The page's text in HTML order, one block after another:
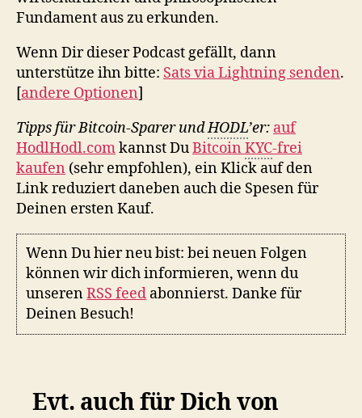
Fundament aus zu erkunden.
Wenn Dir dieser Podcast gefällt, dann
unterstütze ihn bitte: Sats via Lightning senden.
[andere Optionen]
Tipps für Bitcoin-Sparer undHODL’er: auf
HodlHodl.comkannst DuBitcoin KYC-frei
kaufen (sehr empfohlen), ein Klick auf den
Link reduziert daneben auch die Spesen für
Deinen ersten Kauf.
Wenn Du hier neu bist: bei neuen Folgen
können wir dich informieren, wenn du
unserenRSS feed abonnierst. Danke für
Deinen Besuch!
Evt. auch für Dich von